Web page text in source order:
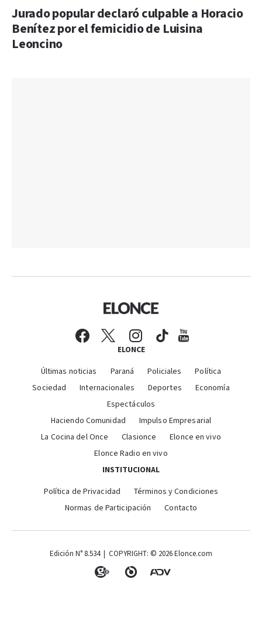
Jurado popular declaró culpable a Horacio
Benítez por el femicidio de Luisina
Leoncino
ELONCE
Últimas noticias Paraná Policiales
Política
Sociedad
Internacionales Deportes
Economía
Espectáculos
Haciendo Comunidad
Impulso Empresarial
La Cocina del Once
Clasionce
Elonce en vivo
Elonce Radio en vivo
INSTITUCIONAL
Política de Privacidad
Términos y Condiciones
Normas de Participación
Contacto
Edición N° 8.534 | COPYRIGHT: © 2026 Elonce.com